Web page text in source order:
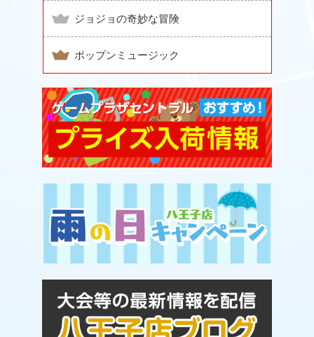
ジョジョの奇妙な冒険
ポップンミュージック